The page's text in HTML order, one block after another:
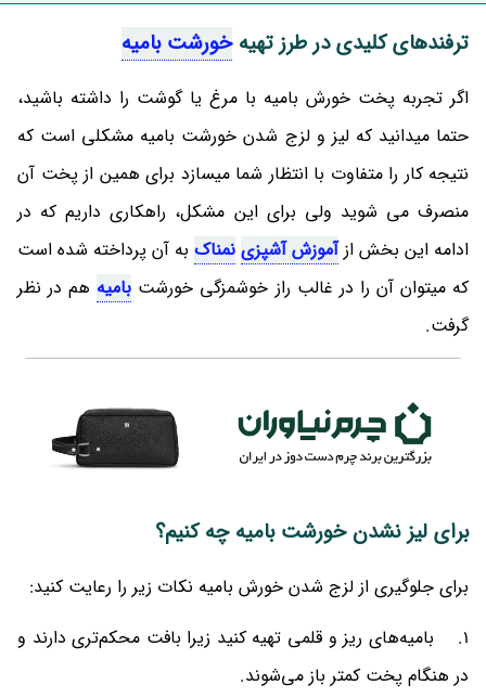
ترفندهای کلیدی در طرز تهیهخورشت بامیه
اگر تجربه پخت خورش بامیه با مرغ یا گوشت را داشته باشید،
حتما میدانید که لیز و لزج شدن خورشت بامیه مشکلی است که
نتیجه کار را متفاوت با انتظار شما میسازد برای همین از پخت آن
منصرف می شوید ولی برای این مشکل، راهکاری داریم که در
ادامه این بخش ازآموزش آشپزی نمناک به آن پرداخته شده است
که میتوان آن را در غالب راز خوشمزگی خورشت بامیه هم در نظر
گرفت.
برای لیز نشدن خورشت بامیه چه کنیم؟
برای جلوگیری از لزج شدن خورش بامیه نکات زیر را رعایت کنید:
1. بامیه‌های ریز و قلمی تهیه کنید زیرا بافت محکم‌تری دارند و
در هنگام پخت کمتر باز می‌شوند.